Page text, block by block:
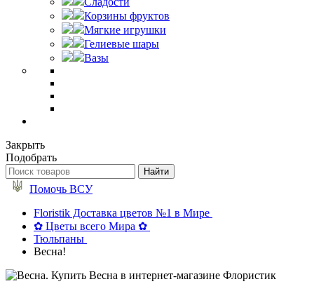
Корзины фруктов
Мягкие игрушки
Гелиевые шары
Вазы
Закрыть
Подобрать
Помочь ВСУ
Floristik Доставка цветов №1 в Мире
✿ Цветы всего Мира ✿
Тюльпаны
Весна!